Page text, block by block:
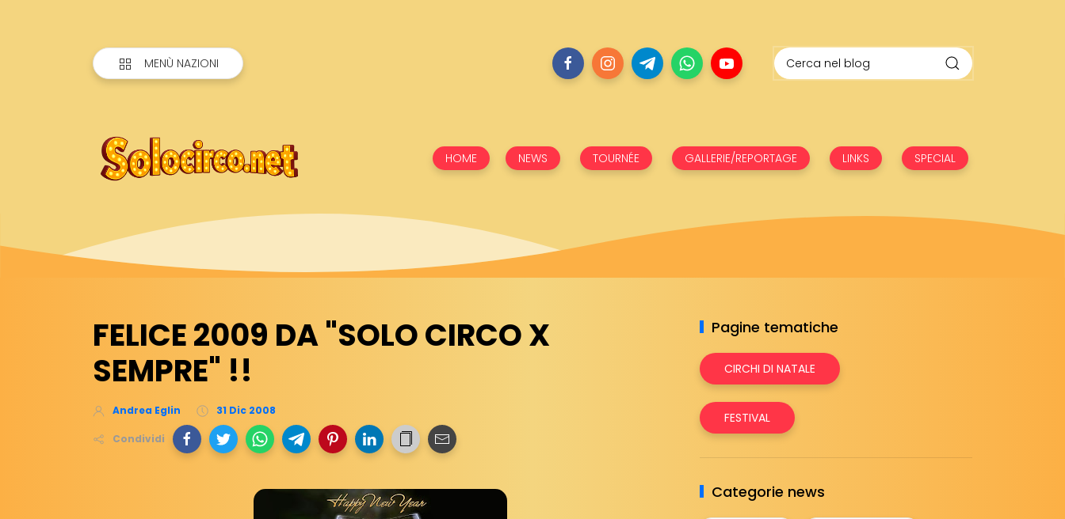
MENÙ NAZIONI
HOME NEWS TOURNÉE GALLERIE/REPORTAGE LINKS SPECIAL
FELICE 2009 DA "SOLO CIRCO X
SEMPRE" !!
Andrea Eglin 31 Dic 2008
Condividi
Pagine tematiche
CIRCHI DI NATALE
FESTIVAL
Categorie news